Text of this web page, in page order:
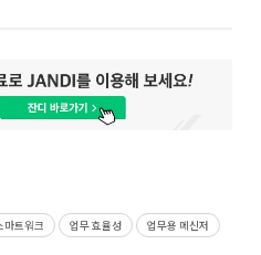
마트워크 업무 효율성 업무용 메신저